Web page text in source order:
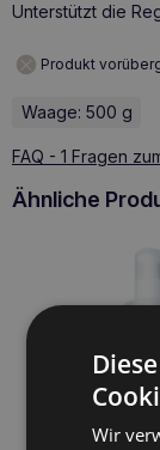
Unterstützt die
Produkt
Waage: 500 g
FAQ - 1 Fragen
Ähnliche
Wir